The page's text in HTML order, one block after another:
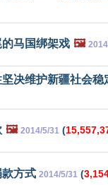
马国绑架戏 🖼️
决维护新疆社会稳
🖼️ 2014/5/31 (
方式 2014/5/31 (